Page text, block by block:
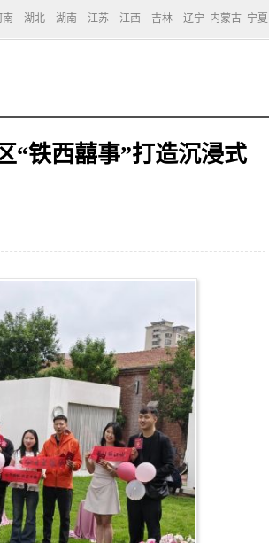
南 湖北 湖南 江苏 江西 吉林 辽宁 内蒙古 宁夏
“铁西囍事”打造沉浸式